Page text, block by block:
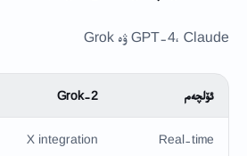
GPT-4، Claude ۋە Grok
ئۆلچەم Grok-2
Real-time
X integration